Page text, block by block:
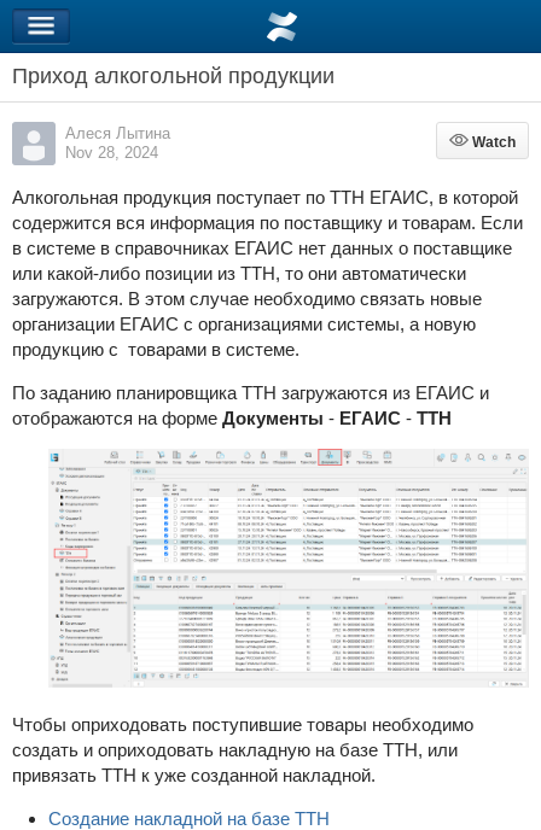
Приход алкогольной продукции
Алеся Лытина
Nov 28, 2024
Watch
Watch
Алкогольная продукция поступает по ТТН ЕГАИС, в которой
содержится вся информация по поставщику и товарам. Если
в системе в справочниках ЕГАИС нет данных о поставщике
или какой-либо позиции из ТТН, то они автоматически
загружаются. В этом случае необходимо связать новые
организации ЕГАИС с организациями системы, а новую
продукцию с товарами в системе.
По заданию планировщика ТТН загружаются из ЕГАИС и
отображаются на форме Документы - ЕГАИС - ТТН
Чтобы оприходовать поступившие товары необходимо
создать и оприходовать накладную на базе ТТН, или
привязать ТТН к уже созданной накладной.
Создание накладной на базе ТТН